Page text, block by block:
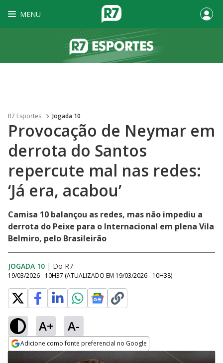
MENU
R7 Esportes Jogada 10
Provocação de Neymar em
derrota do Santos
repercute mal nas redes:
‘Já era, acabou’
Camisa 10 balançou as redes, mas não impediu a
derrota do Peixe para o Internacional em plena Vila
Belmiro, pelo Brasileirão
JOGADA 10 | Do R7
19/03/2026 - 10H37 (ATUALIZADO EM 19/03/2026 - 10H38)
A+ A-
Adicione como fonte preferencial no Google
Opens in new window